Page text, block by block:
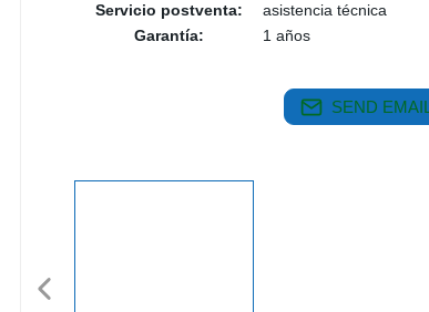
Servicio postventa:
asistencia técnica
Garantía:
1 años
SEND